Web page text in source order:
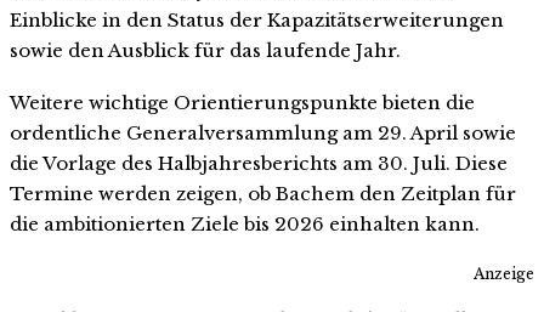
Einblicke in den Status der Kapazitätserweiterungen
sowie den Ausblick für das laufende Jahr.
Weitere wichtige Orientierungspunkte bieten die
ordentliche Generalversammlung am 29. April sowie
die Vorlage des Halbjahresberichts am 30. Juli. Diese
Termine werden zeigen, ob Bachem den Zeitplan für
die ambitionierten Ziele bis 2026 einhalten kann.
Anzeige